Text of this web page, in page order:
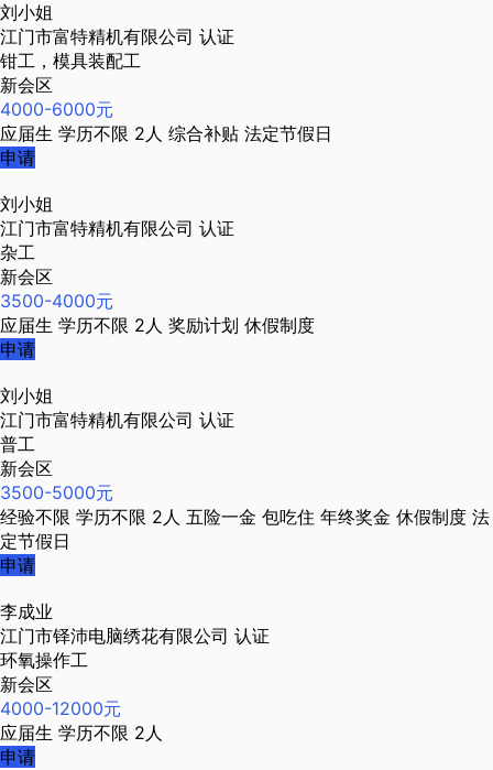
刘小姐
江门市富特精机有限公司 认证
钳工，模具装配工
新会区
4000-6000元
应届生 学历不限 2人 综合补贴 法定节假日
申请
刘小姐
江门市富特精机有限公司 认证
杂工
新会区
3500-4000元
应届生 学历不限 2人 奖励计划 休假制度
申请
刘小姐
江门市富特精机有限公司 认证
普工
新会区
3500-5000元
经验不限 学历不限 2人 五险一金 包吃住 年终奖金 休假制度 法
定节假日
申请
李成业
江门市铎沛电脑绣花有限公司 认证
环氧操作工
新会区
4000-12000元
应届生 学历不限 2人
申请